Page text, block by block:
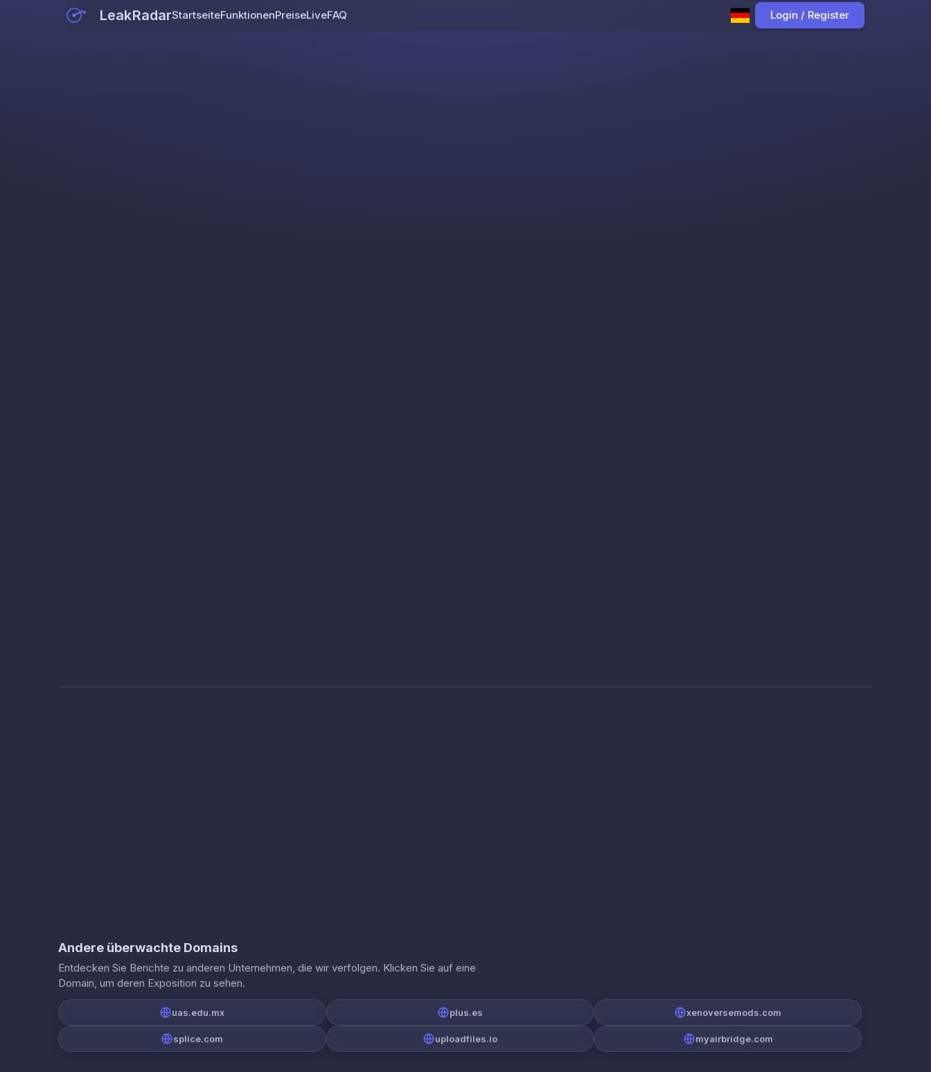
LeakRadarStartseiteFunktionenPreiseLiveFAQ Login / Register
Andere überwachte Domains
Entdecken Sie Berichte zu anderen Unternehmen, die wir verfolgen. Klicken Sie auf eine
Domain, um deren Exposition zu sehen.
uas.edu.mx plus.es xenoversemods.com
splice.com uploadfiles.io myairbridge.com